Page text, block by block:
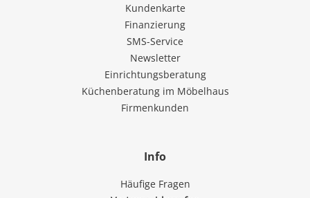
Kundenkarte
Finanzierung
SMS-Service
Newsletter
Einrichtungsberatung
Küchenberatung im Möbelhaus
Firmenkunden
Info
Häufige Fragen